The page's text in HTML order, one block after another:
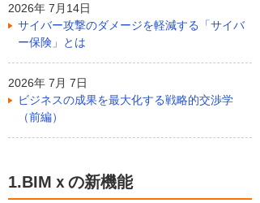
2026年 7月14日
サイバー攻撃のダメージを軽減する「サイバ
ー保険」とは
2026年 7月 7日
ビジネスの成果を最大化する戦略的交渉学
（前編）
1.BIMｘの新機能